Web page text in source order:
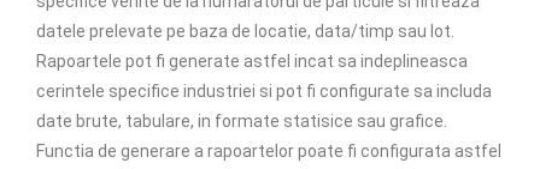
datele prelevate pe baza de locatie, data/timp sau lot.
Rapoartele pot fi generate astfel incat sa indeplineasca
cerintele specifice industriei si pot fi configurate sa includa
date brute, tabulare, in formate statisice sau grafice.
Functia de generare a rapoartelor poate fi configurata astfel